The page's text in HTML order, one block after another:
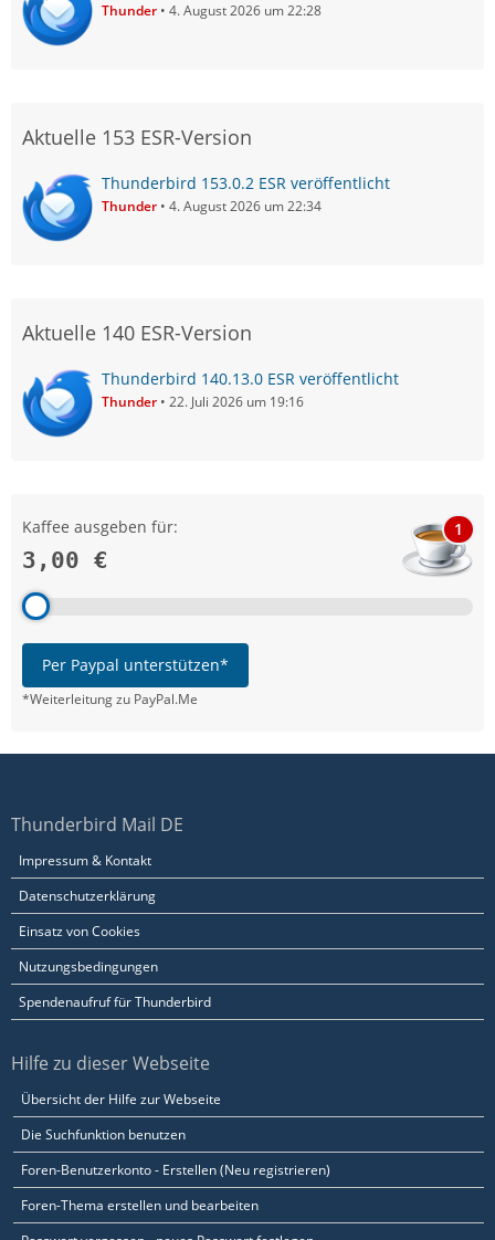
Thunder 4. August 2026 um 22:28
Aktuelle 153 ESR-Version
Thunderbird 153.0.2 ESR veröffentlicht
Thunder 4. August 2026 um 22:34
Aktuelle 140 ESR-Version
Thunderbird 140.13.0 ESR veröffentlicht
Thunder 22. Juli 2026 um 19:16
Kaffee ausgeben für:
3,00 €
1
Per Paypal unterstützen*
*Weiterleitung zu PayPal.Me
Thunderbird Mail DE
Impressum & Kontakt
Datenschutzerklärung
Einsatz von Cookies
Nutzungsbedingungen
Spendenaufruf für Thunderbird
Hilfe zu dieser Webseite
Übersicht der Hilfe zur Webseite
Die Suchfunktion benutzen
Foren-Benutzerkonto - Erstellen (Neu registrieren)
Foren-Thema erstellen und bearbeiten